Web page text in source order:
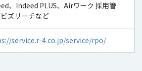
、Indeed PLUS、Airワーク 採用管
ズリーチなど
service.r-4.co.jp/service/rpo/